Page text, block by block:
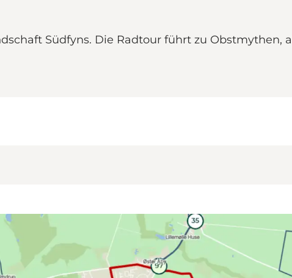
Südfyns. Die Radtour führt zu Obstmythen,